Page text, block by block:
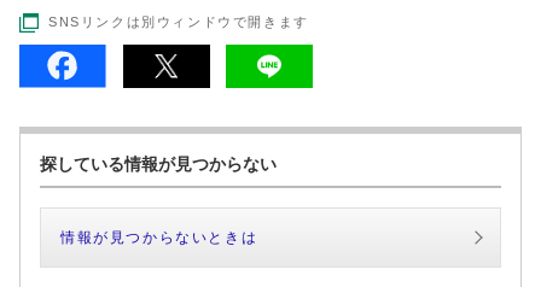
SNSリンクは別ウィンドウで開きます
探している情報が見つからない
情報が見つからないときは